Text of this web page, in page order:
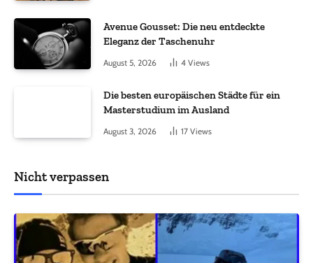
Avenue Gousset: Die neu entdeckte
Eleganz der Taschenuhr
August 5, 2026 4 Views
Die besten europäischen Städte für ein
Masterstudium im Ausland
August 3, 2026 17 Views
Nicht verpassen